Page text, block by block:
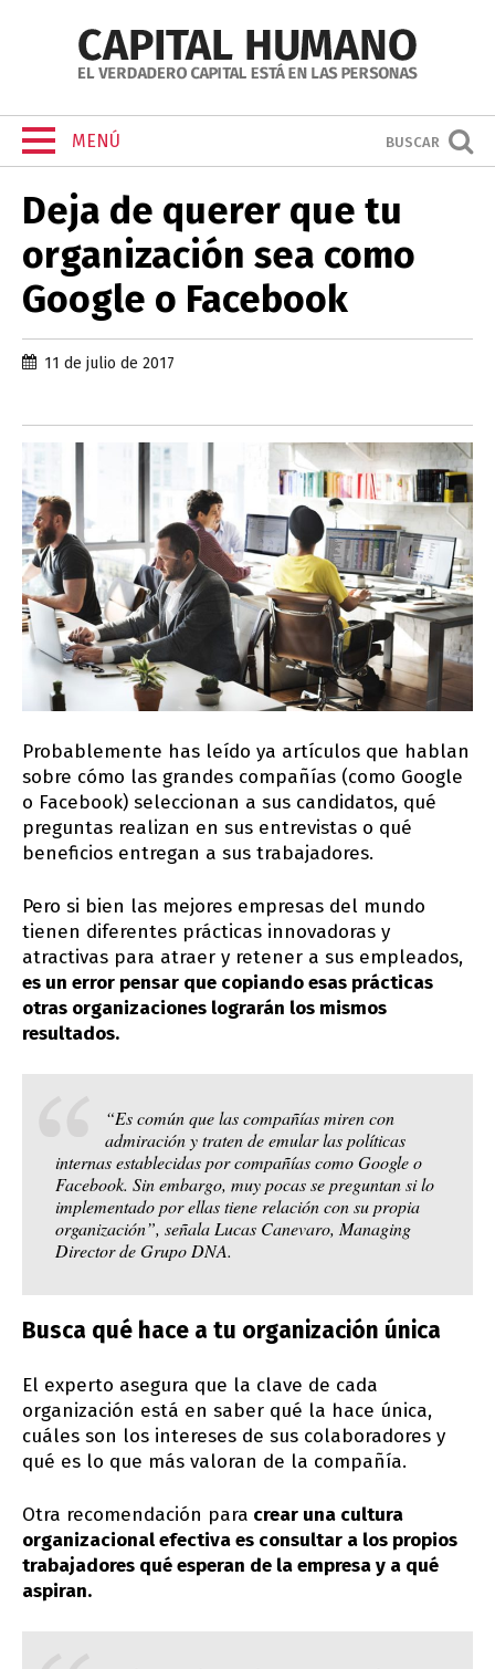
MENÚ BUSCAR
Deja de querer que tu
organización sea como
Google o Facebook
11 de julio de 2017
Probablemente has leído ya artículos que hablan
sobre cómo las grandes compañías (como Google
o Facebook) seleccionan a sus candidatos, qué
preguntas realizan en sus entrevistas o qué
beneficios entregan a sus trabajadores.
Pero si bien las mejores empresas del mundo
tienen diferentes prácticas innovadoras y
atractivas para atraer y retener a sus empleados,
es un error pensar que copiando esas prácticas
otras organizaciones lograrán los mismos
resultados.
“Es común que las compañías miren con
admiración y traten de emular las políticas
internas establecidas por compañías como Google o
Facebook. Sin embargo, muy pocas se preguntan si lo
implementado por ellas tiene relación con su propia
organización”, señala Lucas Canevaro, Managing
Director de Grupo DNA.
Busca qué hace a tu organización única
El experto asegura que la clave de cada
organización está en saber qué la hace única,
cuáles son los intereses de sus colaboradores y
qué es lo que más valoran de la compañía.
Otra recomendación para crear una cultura
organizacional efectiva es consultar a los propios
trabajadores qué esperan de la empresa y a qué
aspiran.